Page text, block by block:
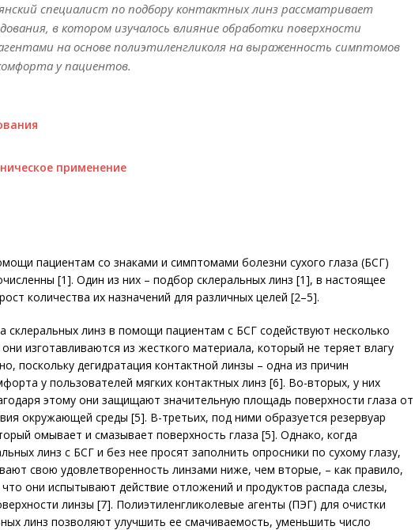
специалист по подбору контактных линз рассматривает
в котором изучалось влияние обработки поверхности
на основе полиэтиленгликоля на выраженность симптомов
у пациентов.
применение
пациентам со знаками и симптомами болезни сухого глаза (БСГ)
[1]. Один из них – подбор склеральных линз [1], в настоящее
количества их назначений для различных целей [2–5].
склера­льных линз в помощи пациентам с БСГ содействуют несколько
изготавливаются из жесткого материала, который не теряет влагу
поскольку дегидратация контактной линзы – одна из причин
у пользователей мягких контактных линз [6]. Во-вторых, у них
этому они защищают значительную площадь поверхности глаза от
окружающей среды [5]. В-третьих, под ними образуется резервуар
омывает и смазывает поверхность глаза [5]. Однако, когда
линз с БСГ и без нее просят заполнить опросники по сухому глазу,
свою удовлетворенность линзами ниже, чем вторые, – как правило,
они испытывают действие отложений и продуктов распада слезы,
линзы [7]. Полиэтиленгликолевые агенты (ПЭГ) для очистки
линз позволяют улучшить ее смачиваемость, уменьшить число